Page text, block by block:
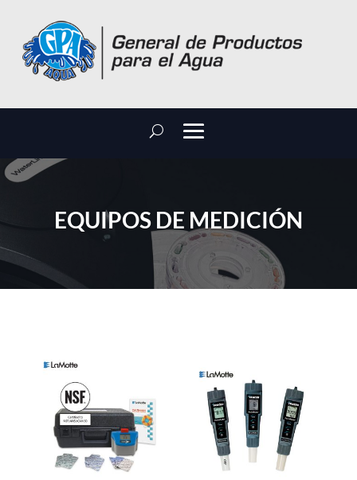
EQUIPOS DE MEDICIÓN